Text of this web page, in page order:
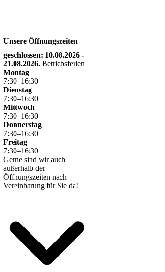
Unsere Öffnungszeiten
geschlossen: 10.08.2026 -
21.08.2026. Betriebsferien
Montag
7:30–16:30
Dienstag
7:30–16:30
Mittwoch
7:30–16:30
Donnerstag
7:30–16:30
Freitag
7:30–16:30
Gerne sind wir auch
außerhalb der
Öffnungszeiten nach
Vereinbarung für Sie da!